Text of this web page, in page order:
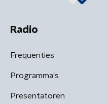
Radio
Frequenties
Programma's
Presentatoren